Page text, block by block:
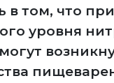
в том, что
уровня